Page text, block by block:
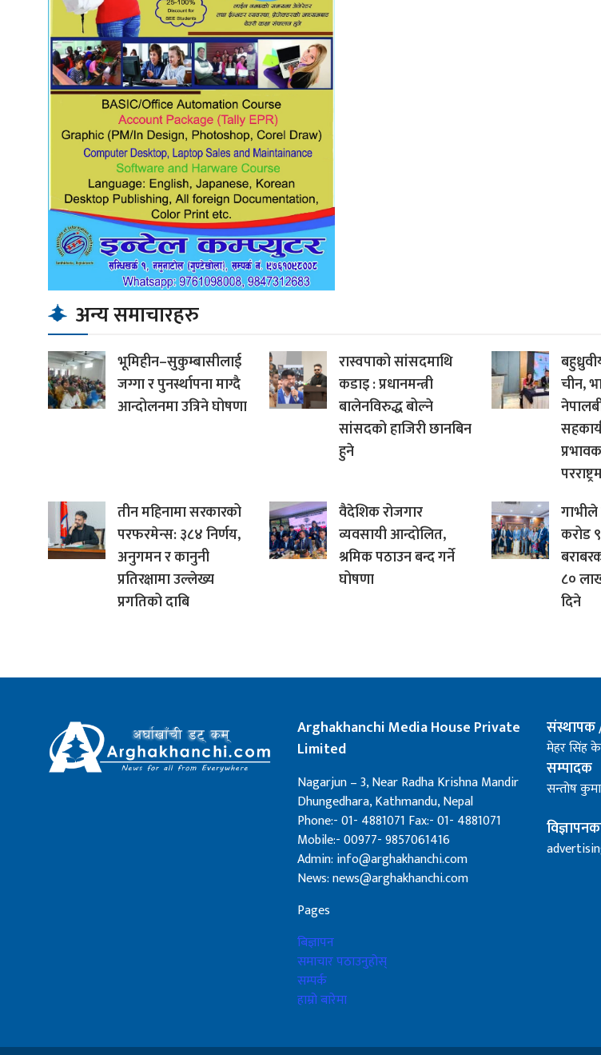
अन्य समाचारहरु
भूमिहीन–सुकुम्बासीलाई
जग्गा र पुनर्स्थापना माग्दै
आन्दोलनमा उत्रिने घोषणा
रास्वपाको सांसदमाथि
कडाइ : प्रधानमन्त्री
बालेनविरुद्ध बोल्ने
सांसदको हाजिरी छानबिन
हुने
चीन,
तीन महिनामा सरकारको
परफरमेन्स: ३८४ निर्णय,
अनुगमन र कानुनी
प्रतिरक्षामा उल्लेख्य
प्रगतिको दाबि
वैदेशिक रोजगार
व्यवसायी आन्दोलित,
श्रमिक पठाउन बन्द गर्ने
घोषणा
करोड
८०
दिने
Arghakhanchi Media House Private
Limited
Nagarjun – 3, Near Radha Krishna Mandir
Dhungedhara, Kathmandu, Nepal
Phone:- 01- 4881071 Fax:- 01- 4881071
Mobile:- 00977- 9857061416
Admin: info@arghakhanchi.com
News: news@arghakhanchi.com
Pages
बिज्ञापन
समाचार पठाउनुहोस्
सम्पर्क
हाम्रो बारेमा
मेहर सिंह
सम्पादक
सन्तोष